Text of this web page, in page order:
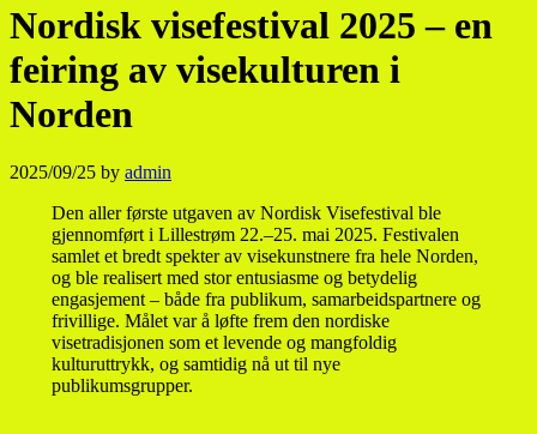
Nordisk visefestival 2025 – en
feiring av visekulturen i
Norden
2025/09/25 by admin
Den aller første utgaven av Nordisk Visefestival ble
gjennomført i Lillestrøm 22.–25. mai 2025. Festivalen
samlet et bredt spekter av visekunstnere fra hele Norden,
og ble realisert med stor entusiasme og betydelig
engasjement – både fra publikum, samarbeidspartnere og
frivillige. Målet var å løfte frem den nordiske
visetradisjonen som et levende og mangfoldig
kulturuttrykk, og samtidig nå ut til nye
publikumsgrupper.